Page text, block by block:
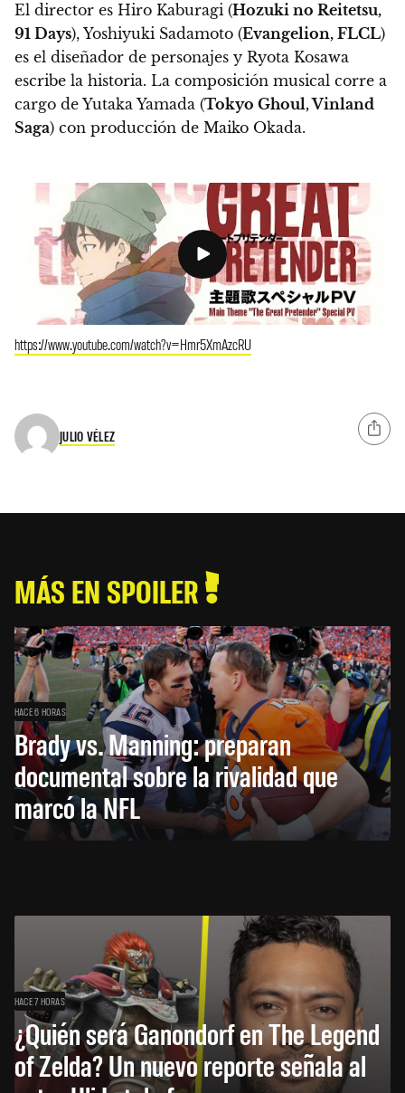
El director es Hiro Kaburagi (Hozuki no Reitetsu,
91 Days), Yoshiyuki Sadamoto (Evangelion, FLCL)
es el diseñador de personajes y Ryota Kosawa
escribe la historia. La composición musical corre a
cargo de Yutaka Yamada (Tokyo Ghoul, Vinland
Saga) con producción de Maiko Okada.
https://www.youtube.com/watch?v=Hmr5XmAzcRU
JULIO VÉLEZ
MÁS EN SPOILER
HACE 6 HORAS
Brady vs. Manning: preparan
documental sobre la rivalidad que
marcó la NFL
HACE 7 HORAS
¿Quién será Ganondorf en The Legend
of Zelda? Un nuevo reporte señala al